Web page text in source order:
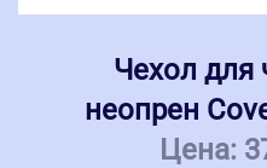
Чехол для
неопрен
Цена: